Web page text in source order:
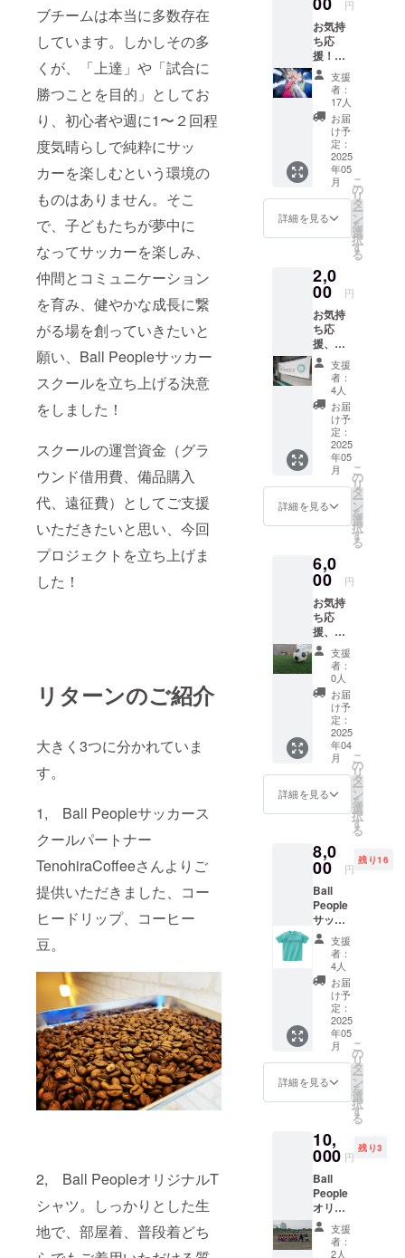
ブチームは本当に多数存在
しています。しかしその多
くが、「上達」や「試合に
勝つことを目的」としてお
り、初心者や週に1〜２回程
度気晴らしで純粋にサッ
カーを楽しむという環境の
ものはありません。そこ
で、子どもたちが夢中に
なってサッカーを楽しみ、
仲間とコミュニケーション
を育み、健やかな成長に繋
がる場を創っていきたいと
願い、Ball Peopleサッカー
スクールを立ち上げる決意
をしました！
スクールの運営資金（グラ
ウンド借用費、備品購入
代、遠征費）としてご支援
いただきたいと思い、今回
プロジェクトを立ち上げま
した！
リターンのご紹介
大きく3つに分かれていま
す。
1, Ball Peopleサッカース
クールパートナー
TenohiraCoffeeさんよりご
提供いただきました、コー
ヒードリップ、コーヒー
豆。
2, Ball PeopleオリジナルT
シャツ。しっかりとした生
地で、部屋着、普段着どち
円
お気持
ち応
援！
Ball
People
サッ
カース
クール
代表の
浜よ
り、御
礼メッ
セージ
文お送
りさせ
ていた
す。
支援
者：
17人
お届
け予
定：
2025
年05
月
詳細を見る
こ
の
リ
タ
ー
ン
を
選
択
す
る
2,0
00 円
お気持
ち応
援、も
うひと
超
え！！
Ball
People
サッ
カース
クール
代表の
浜よ
り、御
礼メッ
セージ
りさせ
ていた
だきま
す。 ※
このリ
ターン
は1,000
円のリ
ターン
と同じ
内容に
なりま
す。
支援
者：
4人
お届
け予
定：
2025
年05
月
詳細を見る
こ
の
リ
タ
ー
ン
を
選
択
す
る
6,0
00 円
お気持
ち応
援、さ
らにも
うひと
え！！
Ball
People
サッ
カース
クール
代表の
浜よ
り、御
礼メッ
文お送
りさせ
ていた
だきま
す。 ※
このリ
ターン
は1,000
円のリ
ターン
と同じ
内容に
なりま
す。
支援
者：
0人
お届
け予
定：
2025
年04
月
詳細を見る
こ
の
リ
タ
ー
ン
を
選
択
す
る
8,0
00 円
残り16
Ball
People
サッ
カース
クール
オリジ
ナルT
シャツ
＋Ball
People
サッ
カース
クール
代表の
浜よ
り、御
セージ
文お送
りさせ
ていた
だきま
す。 普
段着や
部屋着
として
支援
者：
4人
お届
け予
定：
2025
年05
月
詳細を見る
こ
の
リ
タ
ー
ン
を
選
択
す
る
10,
000 円
残り3
Ball
People
オリジ
ナルビ
ブスの
背中部
支援
者：
2人